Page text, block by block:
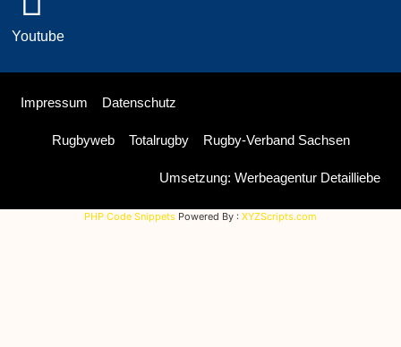
Youtube
Impressum Datenschutz
Rugbyweb Totalrugby Rugby-Verband Sachsen
Umsetzung: Werbeagentur Detailliebe
PHP Code Snippets Powered By : XYZScripts.com